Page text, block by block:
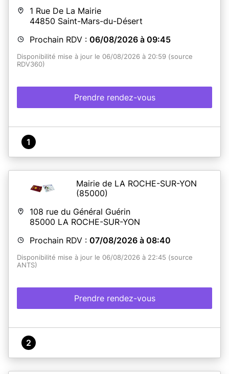
1 Rue De La Mairie
44850 Saint-Mars-du-Désert
Prochain RDV : 06/08/2026 à 09:45
Disponibilité mise à jour le 06/08/2026 à 20:59 (source
RDV360)
Prendre rendez-vous
1
Mairie de LA ROCHE-SUR-YON
(85000)
108 rue du Général Guérin
85000 LA ROCHE-SUR-YON
Prochain RDV : 07/08/2026 à 08:40
Disponibilité mise à jour le 06/08/2026 à 22:45 (source
ANTS)
Prendre rendez-vous
2